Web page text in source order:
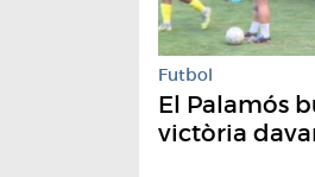
Futbol
El Palamós
victòria